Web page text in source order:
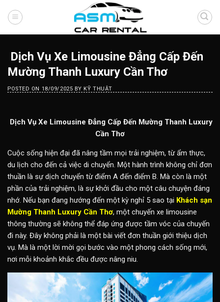
Dịch Vụ Xe Limousine Đẳng Cấp Đến
Mường Thanh Luxury Cần Thơ
POSTED ON 18/09/2025 BY KỸ THUẬT
Dịch Vụ Xe Limousine Đẳng Cấp Đến Mường Thanh Luxury
Cần Thơ
Cuộc sống hiện đại đã nâng tầm mọi trải nghiệm, từ ẩm thực,
du lịch cho đến cả việc di chuyển. Một hành trình không chỉ đơn
thuần là sự dịch chuyển từ điểm A đến điểm B. Mà còn là một
phần của trải nghiệm, là sự khởi đầu cho một câu chuyện đáng
nhớ. Nếu bạn đang hướng đến một kỳ nghỉ 5 sao tại Khách sạn
Mường Thanh Luxury Cần Thơ, một chuyến xe limousine
thông thường sẽ không thể đáp ứng được tầm vóc của chuyến
đi này. Đây không phải là một bài viết đơn thuần giới thiệu dịch
vụ. Mà là một lời mời gọi bước vào một phong cách sống mới,
nơi mỗi khoảnh khắc đều được nâng niu.